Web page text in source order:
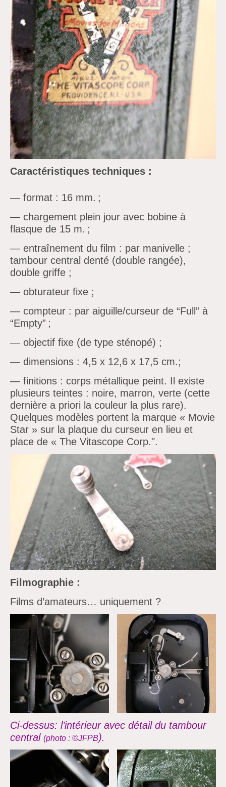
Caractéristiques techniques :
— format : 16 mm. ;
— chargement plein jour avec bobine à
flasque de 15 m. ;
— entraînement du film : par manivelle ;
tambour central denté (double rangée),
double griffe ;
— obturateur fixe ;
— compteur : par aiguille/curseur de “Full” à
“Empty” ;
— objectif fixe (de type sténopé) ;
— dimensions : 4,5 x 12,6 x 17,5 cm.;
— finitions : corps métallique peint. Il existe
plusieurs teintes : noire, marron, verte (cette
dernière a priori la couleur la plus rare).
Quelques modèles portent la marque « Movie
Star » sur la plaque du curseur en lieu et
place de « The Vitascope Corp.".
Filmographie :
Films d’amateurs… uniquement ?
Ci-dessus: l’intérieur avec détail du tambour
central (photo : ©JFPB).